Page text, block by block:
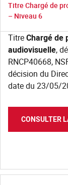
Titre Chargé de
– Niveau 6
TitreChargé de
audiovisuelle,
RNCP40668,
décision du
date du 23/05/
CONSULTER